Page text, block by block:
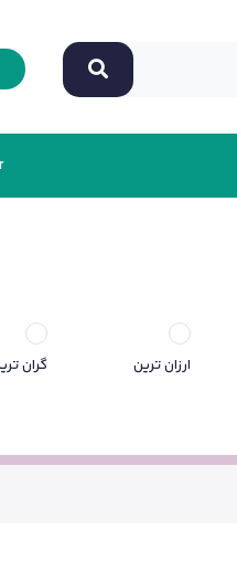
ارزان ترین گران